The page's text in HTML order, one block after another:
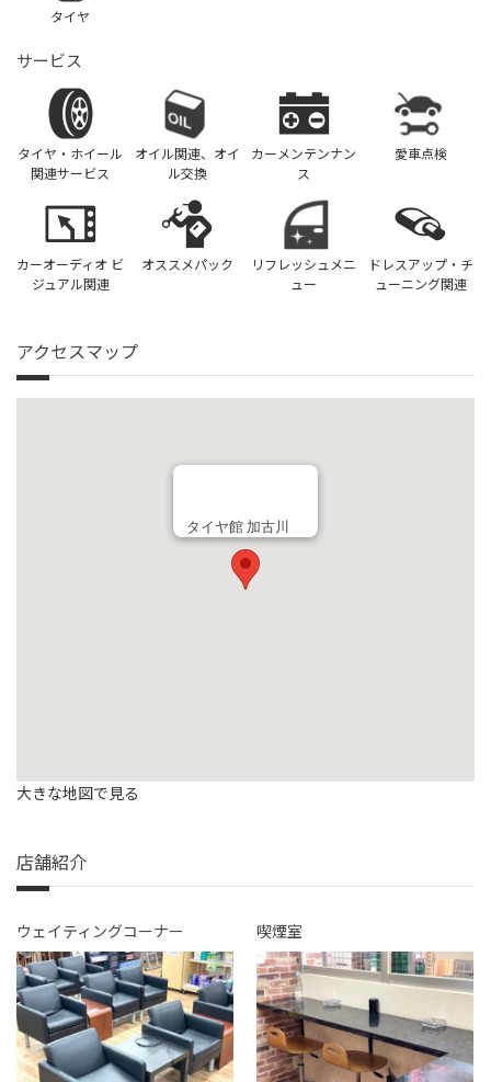
タイヤ
サービス
タイヤ・ホイール
関連サービス
オイル関連、オイ
ル交換
カーメンテンナン
ス
愛車点検
カーオーディオ ビ
ジュアル関連
オススメパック
リフレッシュメニ
ュー
ドレスアップ・チ
ューニング関連
アクセスマップ
タイヤ館 加古川
大きな地図で見る
店舗紹介
ウェイティングコーナー 喫煙室